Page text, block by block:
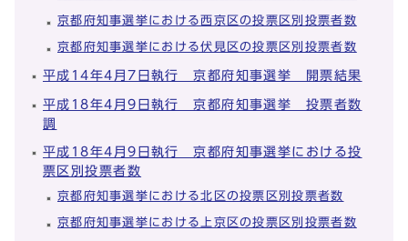
京都府知事選挙における西京区の投票区別投票者数
京都府知事選挙における伏見区の投票区別投票者数
平成14年4月7日執行 京都府知事選挙 開票結果
平成18年4月9日執行 京都府知事選挙 投票者数
調
平成18年4月9日執行 京都府知事選挙における投
票区別投票者数
京都府知事選挙における北区の投票区別投票者数
京都府知事選挙における上京区の投票区別投票者数